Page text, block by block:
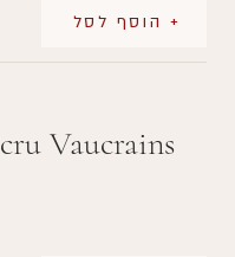
+ הוסף לסל
cru Vaucrains